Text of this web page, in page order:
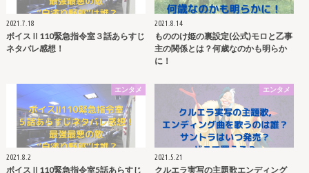
2021.7.18
ボイスⅡ110緊急指令室３話あらすじ
ネタバレ感想！
2021.8.14
もののけ姫の裏設定(公式)モロと乙事
主の関係とは？何歳なのかも明らか
に！
エンタメ
2021.8.2
ボイスⅡ110緊急指令室5話あらすじ
エンタメ
2021.5.21
クルエラ実写の主題歌エンディング